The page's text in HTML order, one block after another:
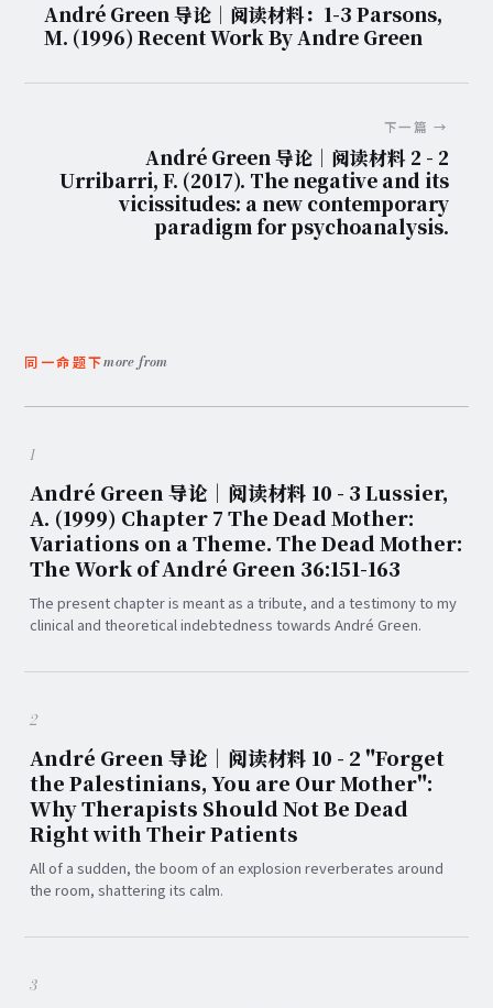
André Green 导论｜阅读材料：1-3 Parsons,
M. (1996) Recent Work By Andre Green
下一篇 →
André Green 导论｜阅读材料 2 - 2
Urribarri, F. (2017). The negative and its
vicissitudes: a new contemporary
paradigm for psychoanalysis.
同一命题下more from
1
André Green 导论｜阅读材料 10 - 3 Lussier,
A. (1999) Chapter 7 The Dead Mother:
Variations on a Theme. The Dead Mother:
The Work of André Green 36:151-163
The present chapter is meant as a tribute, and a testimony to my
clinical and theoretical indebtedness towards André Green.
2
André Green 导论｜阅读材料 10 - 2 "Forget
the Palestinians, You are Our Mother":
Why Therapists Should Not Be Dead
Right with Their Patients
All of a sudden, the boom of an explosion reverberates around
the room, shattering its calm.
3